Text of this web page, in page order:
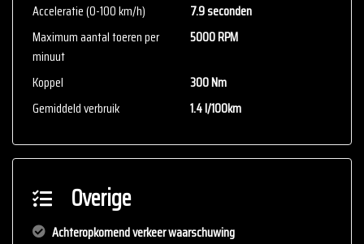
Acceleratie (0-100 km/h)
7.9 seconden
Maximum aantal toeren per
minuut
5000 RPM
Koppel
300 Nm
Gemiddeld verbruik
1.4 l/100km
Overige
Achteropkomend verkeer waarschuwing